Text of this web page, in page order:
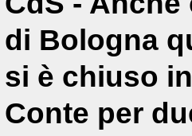
di Bologna
si è chiuso
Conte per